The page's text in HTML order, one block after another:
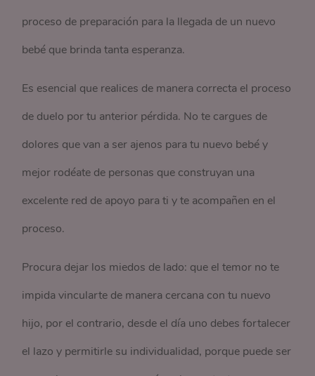
proceso de preparación para la llegada de un nuevo
bebé que brinda tanta esperanza.
Es esencial que realices de manera correcta el proceso
de duelo por tu anterior pérdida. No te cargues de
dolores que van a ser ajenos para tu nuevo bebé y
mejor rodéate de personas que construyan una
excelente red de apoyo para ti y te acompañen en el
proceso.
Procura dejar los miedos de lado: que el temor no te
impida vincularte de manera cercana con tu nuevo
hijo, por el contrario, desde el día uno debes fortalecer
el lazo y permitirle su individualidad, porque puede ser